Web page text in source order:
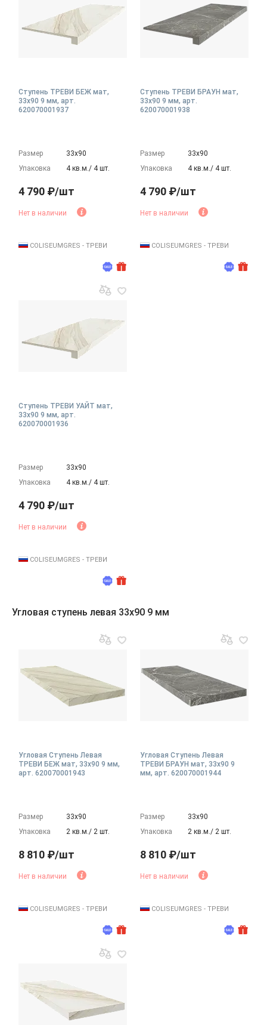
Ступень ТРЕВИ БЕЖ мат,
33x90 9 мм, арт.
620070001937
Размер
33х90
Упаковка
4 кв.м./ 4 шт.
4 790 ₽/шт
Нет в наличии
COLISEUMGRES - ТРЕВИ
Ступень ТРЕВИ БРАУН мат,
33x90 9 мм, арт.
620070001938
Размер
33х90
Упаковка
4 кв.м./ 4 шт.
4 790 ₽/шт
Нет в наличии
COLISEUMGRES - ТРЕВИ
Ступень ТРЕВИ УАЙТ мат,
33x90 9 мм, арт.
620070001936
Размер
33х90
Упаковка
4 кв.м./ 4 шт.
4 790 ₽/шт
Нет в наличии
COLISEUMGRES - ТРЕВИ
Угловая ступень левая 33x90 9 мм
Угловая Ступень Левая
ТРЕВИ БЕЖ мат, 33x90 9 мм,
арт. 620070001943
Размер
33х90
Упаковка
2 кв.м./ 2 шт.
8 810 ₽/шт
Нет в наличии
COLISEUMGRES - ТРЕВИ
Угловая Ступень Левая
ТРЕВИ БРАУН мат, 33x90 9
мм, арт. 620070001944
Размер
33х90
Упаковка
2 кв.м./ 2 шт.
8 810 ₽/шт
Нет в наличии
COLISEUMGRES - ТРЕВИ